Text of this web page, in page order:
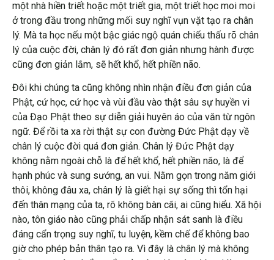
một nhà hiền triết hoặc một triết gia, một triết học moi moi
ở trong đầu trong những mối suy nghĩ vụn vặt tạo ra chân
lý. Mà ta học nếu một bậc giác ngộ quán chiếu thấu rõ chân
lý của cuộc đời, chân lý đó rất đơn giản nhưng hành được
cũng đơn giản lắm, sẽ hết khổ, hết phiền não.
Đôi khi chúng ta cũng không nhìn nhận điều đơn giản của
Phật, cứ học, cứ học và vùi đầu vào thật sâu sự huyền vi
của Đạo Phật theo sự diễn giải huyên áo của văn từ ngôn
ngữ. Để rồi ta xa rời thật sự con đường Đức Phật dạy về
chân lý cuộc đời quá đơn giản. Chân lý Đức Phật dạy
không nằm ngoài chỗ là để hết khổ, hết phiền não, là để
hạnh phúc và sung sướng, an vui. Nằm gọn trong năm giới
thôi, không đâu xa, chân lý là giết hại sự sống thì tổn hại
đến thân mạng của ta, rõ không bàn cãi, ai cũng hiểu. Xã hội
nào, tôn giáo nào cũng phải chấp nhận sát sanh là điều
đáng cẩn trọng suy nghĩ, tu luyện, kềm chế để không bao
giờ cho phép bản thân tạo ra. Vì đây là chân lý mà không